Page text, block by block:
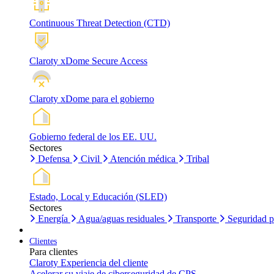
Continuous Threat Detection (CTD)
Claroty xDome Secure Access
Claroty xDome para el gobierno
Gobierno federal de los EE. UU.
Sectores
Defensa
Civil Atención médica Tribal
Estado, Local y Educación (SLED)
Sectores
Energía
Agua/aguas residuales Transporte Seguridad
Clientes
Para clientes
Claroty Experiencia del cliente